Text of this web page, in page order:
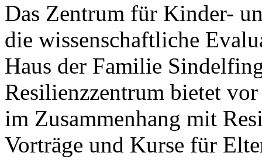
Das Zentrum für Kinder-
die wissenschaftliche
Haus der Familie
Resilienzzentrum bietet
im Zusammenhang mit
Vorträge und Kurse für